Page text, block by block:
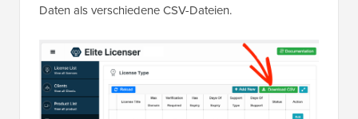
Daten als verschiedene CSV-Dateien.